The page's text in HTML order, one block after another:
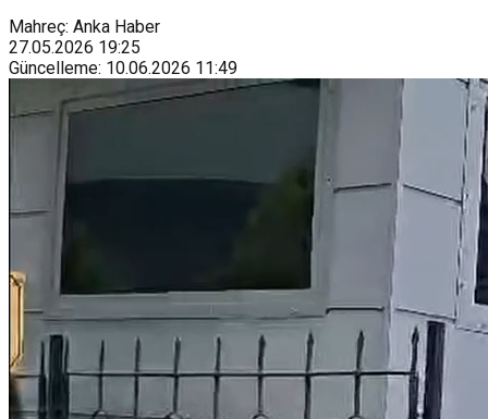
Mahreç: Anka Haber
27.05.2026 19:25
Güncelleme: 10.06.2026 11:49